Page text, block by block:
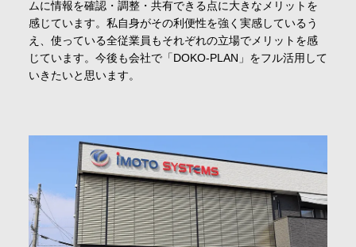
ムに情報を確認・調整・共有できる点に大きなメリットを
感じています。私自身がその利便性を強く実感しているう
え、使っている全従業員もそれぞれの立場でメリットを感
じています。今後も会社で「DOKO-PLAN」をフル活用して
いきたいと思います。